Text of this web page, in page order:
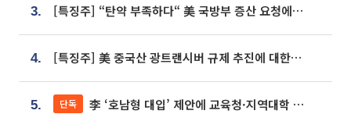
3. [특징주] “탄약 부족하다“ 美 국방부 증산 요청에⋯국내 방산주 급등세
4. [특징주] 美 중국산 광트랜시버 규제 추진에 대한광통신 등 광통신株 강세
5. 단독 李 ‘호남형 대입’ 제안에 교육청·지역대학 서·논술형 입시 연계 '착수'